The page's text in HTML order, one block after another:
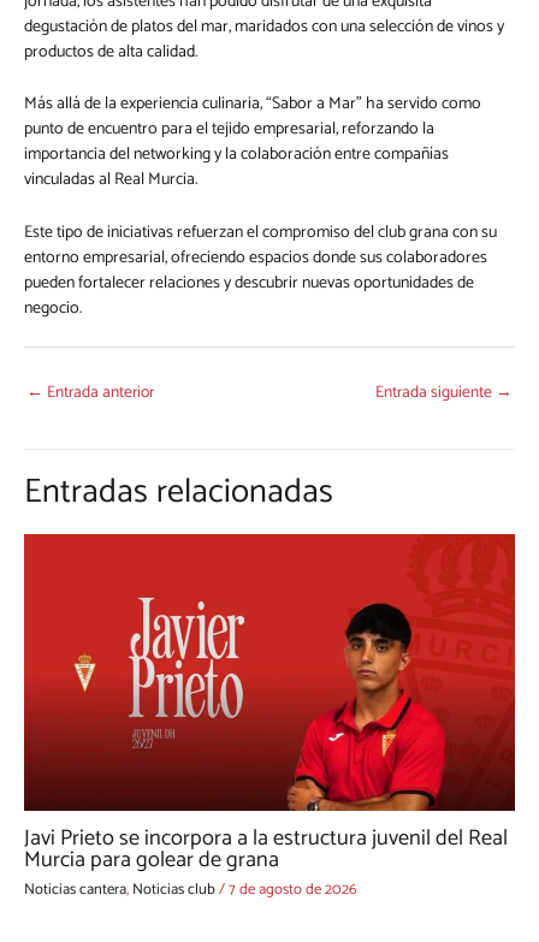
degustación de platos del mar, maridados con una selección de vinos y
productos de alta calidad.
Más allá de la experiencia culinaria, “Sabor a Mar” ha servido como
punto de encuentro para el tejido empresarial, reforzando la
importancia del networking y la colaboración entre compañías
vinculadas al Real Murcia.
Este tipo de iniciativas refuerzan el compromiso del club grana con su
entorno empresarial, ofreciendo espacios donde sus colaboradores
pueden fortalecer relaciones y descubrir nuevas oportunidades de
negocio.
← Entrada anterior Entrada siguiente →
Entradas relacionadas
Javi Prieto se incorpora a la estructura juvenil del Real
Murcia para golear de grana
Noticias cantera,Noticias club/7 de agosto de 2026